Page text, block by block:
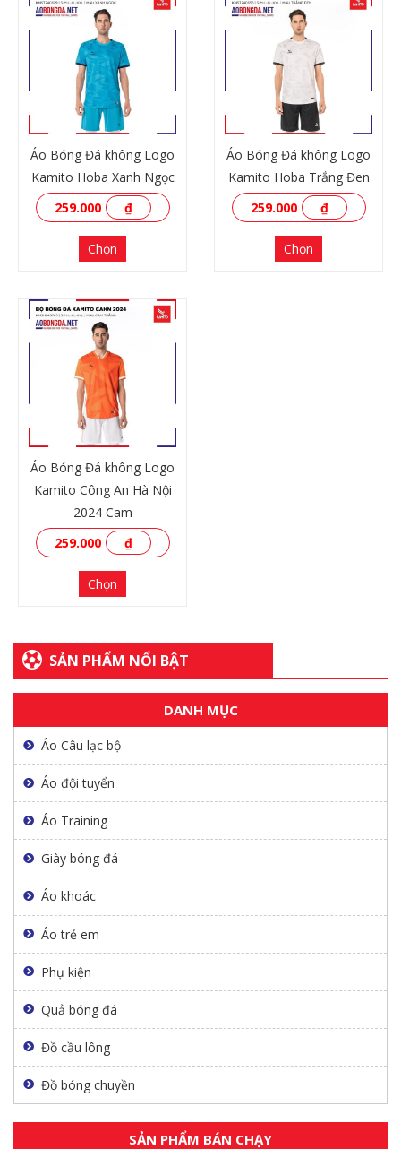
XEM THÊM
Áo Bóng Đá không Logo
Kamito Hoba Xanh Ngọc
259.000
₫
Chọn
Áo Bóng Đá không Logo
Kamito Hoba Trắng Đen
259.000
₫
Chọn
Áo Bóng Đá không Logo
Kamito Công An Hà Nội
2024 Cam
259.000
₫
Chọn
SẢN PHẨM NỔI BẬT
DANH MỤC
Áo Câu lạc bộ
Áo đội tuyển
Áo Training
Giày bóng đá
Áo khoác
Áo trẻ em
Phụ kiện
Quả bóng đá
Đồ cầu lông
Đồ bóng chuyền
SẢN PHẨM BÁN CHẠY